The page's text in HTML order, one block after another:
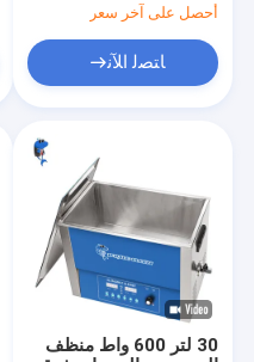
أحصل على آخر سعر
ﺎﺘﺼﻟ ﺍﻶﻧ
30 لتر 600 واط منظف